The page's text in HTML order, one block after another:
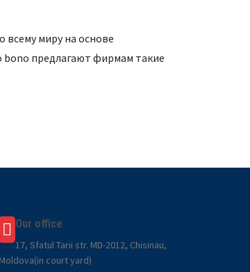
миру на основе
предлагают фирмам такие
Our office
17, Sfatul Tarii str. MD-2012, Chisinau,
Moldova(in court yard)